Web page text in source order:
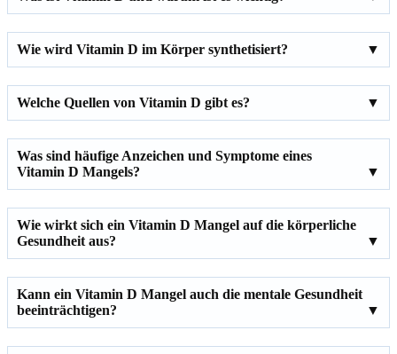
Wie wird Vitamin D im Körper synthetisiert?
Welche Quellen von Vitamin D gibt es?
Was sind häufige Anzeichen und Symptome eines
Vitamin D Mangels?
Wie wirkt sich ein Vitamin D Mangel auf die körperliche
Gesundheit aus?
Kann ein Vitamin D Mangel auch die mentale Gesundheit
beeinträchtigen?